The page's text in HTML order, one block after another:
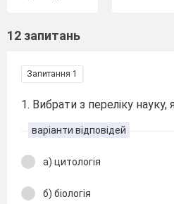
12 запитань
Запитання 1
1. Вибрати з переліку науку,
варіанти відповідей
а) цитологія
б) біологія